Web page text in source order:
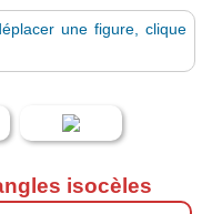
une figure, clique
isocèles